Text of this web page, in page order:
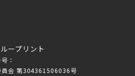
ープリント
：
員会 第304361506036号